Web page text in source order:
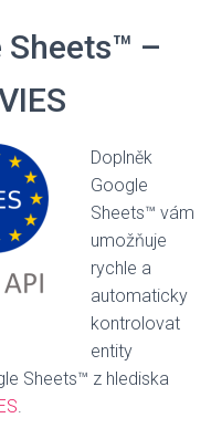
Sheets™ –
Doplněk
Google
Sheets™ vám
umožňuje
rychle a
automaticky
kontrolovat
entity
Sheets™ z hlediska
.